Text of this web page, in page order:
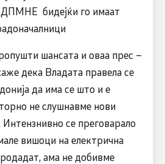
бидејќи го имаат
шансата и оваа прес –
дека Владата правела се
да има се што и е
не слушнавме нови
се преговарало
вишоци на електрична
ама не добивме